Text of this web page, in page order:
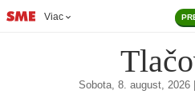
Viac
Sobota, 8. august, 2026|